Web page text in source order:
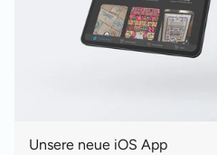
Unsere neue iOS App